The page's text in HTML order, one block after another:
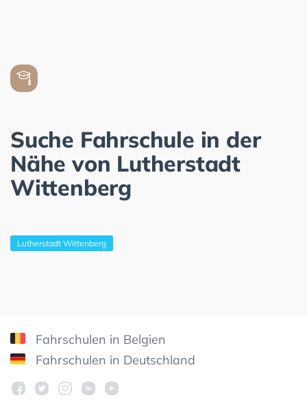
Suche Fahrschule in der
Nähe von Lutherstadt
Wittenberg
Lutherstadt Wittenberg
Fahrschulen in Belgien
Fahrschulen in Deutschland